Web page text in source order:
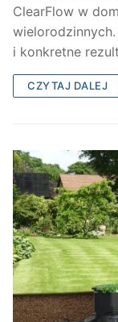
ClearFlow w
i konkretne
CZYTAJ DALEJ